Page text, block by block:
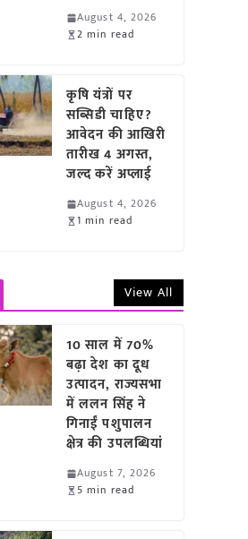
August 4, 2026
2 min read
कृषि यंत्रों पर
सब्सिडी चाहिए?
आवेदन की आखिरी
तारीख 4 अगस्त,
जल्द करें अप्लाई
August 4, 2026
1 min read
View All
10 साल में 70%
बढ़ा देश का दूध
उत्पादन, राज्यसभा
में ललन सिंह ने
गिनाईं पशुपालन
क्षेत्र की उपलब्धियां
August 7, 2026
5 min read